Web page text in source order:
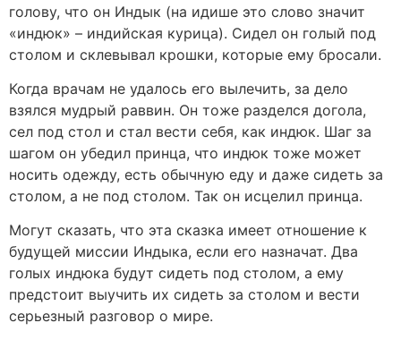
голову, что он Индык (на идише это слово значит
«индюк» – индийская курица). Сидел он голый под
столом и склевывал крошки, которые ему бросали.
Когда врачам не удалось его вылечить, за дело
взялся мудрый раввин. Он тоже разделся догола,
сел под стол и стал вести себя, как индюк. Шаг за
шагом он убедил принца, что индюк тоже может
носить одежду, есть обычную еду и даже сидеть за
столом, а не под столом. Так он исцелил принца.
Могут сказать, что эта сказка имеет отношение к
будущей миссии Индыка, если его назначат. Два
голых индюка будут сидеть под столом, а ему
предстоит выучить их сидеть за столом и вести
серьезный разговор о мире.